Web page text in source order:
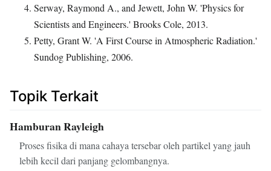
Serway, Raymond A., and Jewett, John W. 'Physics for
Scientists and Engineers.' Brooks Cole, 2013.
Petty, Grant W. 'A First Course in Atmospheric Radiation.'
Sundog Publishing, 2006.
Topik Terkait
Hamburan Rayleigh
Proses fisika di mana cahaya tersebar oleh partikel yang jauh
lebih kecil dari panjang gelombangnya.